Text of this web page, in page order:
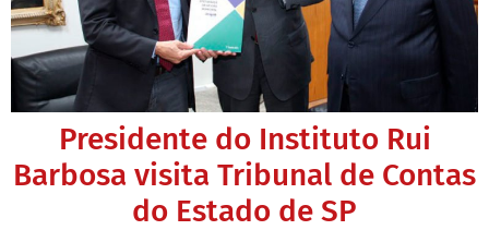
Presidente do Instituto Rui
Barbosa visita Tribunal de Contas
do Estado de SP